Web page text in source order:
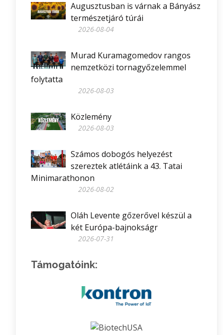
Augusztusban is várnak a Bányász
természetjáró túrái
2026-08-04
Murad Kuramagomedov rangos
nemzetközi tornagyőzelemmel
folytatta
2026-08-03
Közlemény
2026-08-03
Számos dobogós helyezést
szereztek atlétáink a 43. Tatai
Minimarathonon
2026-08-02
Oláh Levente gőzerővel készül a
két Európa-bajnokságr
2026-07-31
Támogatóink: